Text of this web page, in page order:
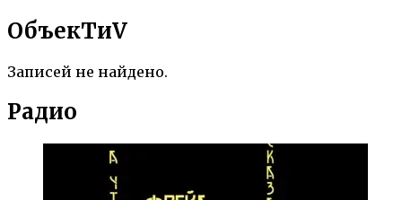
ОбъекTиV
Записей не найдено.
Радио